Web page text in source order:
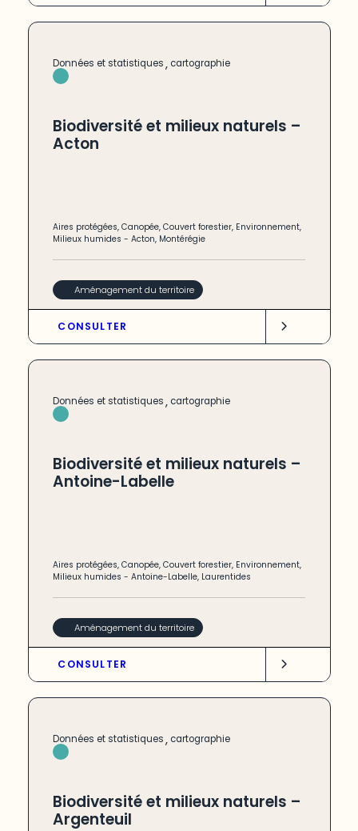
Données et statistiques, cartographie
Biodiversité et milieux naturels –
Acton
Aires protégées,Canopée,Couvert forestier, Environnement,
Milieux humides -Acton, Montérégie
Aménagement du territoire
CONSULTER
Données et statistiques, cartographie
Biodiversité et milieux naturels –
Antoine-Labelle
Aires protégées,Canopée,Couvert forestier, Environnement,
Milieux humides -Antoine-Labelle, Laurentides
Aménagement du territoire
CONSULTER
Données et statistiques, cartographie
Biodiversité et milieux naturels –
Argenteuil